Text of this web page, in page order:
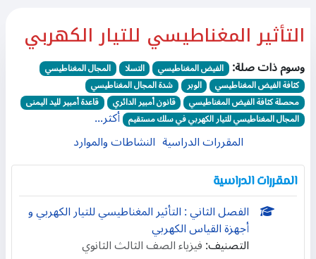
التأثير المغناطيسي للتيار الكهربي
وسوم ذات صلة: الفيض المغناطيسي التسلا
المجال المغناطيسي
كثافة الفيض المغناطيسي
الوبر
شدة المجال المغناطيسي
محصلة كثافة الفيض المغناطيسي
قانون أمبير الدائري
قاعدة أمبير لليد اليمنى
المجال المغناطيسي للتيار الكهربي في سلك مستقيم أكثر...
المقررات الدراسية النشاطات والموارد
المقررات الدراسية
الفصل الثاني : التأثير المغناطيسي للتيار الكهربي و
أجهزة القياس الكهربي
التصنيف:فيزياء الصف الثالث الثانوي